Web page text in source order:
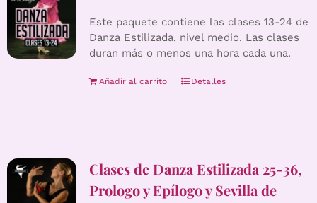
Este paquete contiene las clases 13-24 de
Danza Estilizada, nivel medio. Las clases
duran más o menos una hora cada una.
Añadir al carrito Detalles
Clases de Danza Estilizada 25-36,
Prologo y Epílogo y Sevilla de